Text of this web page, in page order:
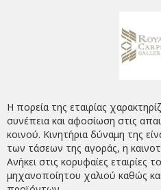
Η πορεία της εταιρίας
συνέπεια και αφοσίωση στις
κοινού. Κινητήρια δύναμη της
των τάσεων της αγοράς, η
Ανήκει στις κορυφαίες εταιρίες
μηχανοποίητου χαλιού καθώς